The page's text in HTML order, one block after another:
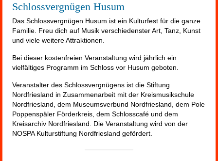
Schlossvergnügen Husum
Das Schlossvergnügen Husum ist ein Kulturfest für die ganze
Familie. Freu dich auf Musik verschiedenster Art, Tanz, Kunst
und viele weitere Attraktionen.
Bei dieser kostenfreien Veranstaltung wird jährlich ein
vielfältiges Programm im Schloss vor Husum geboten.
Veranstalter des Schlossvergnügens ist die Stiftung
Nordfriesland in Zusammenarbeit mit der Kreismusikschule
Nordfriesland, dem Museumsverbund Nordfriesland, dem Pole
Poppenspäler Förderkreis, dem Schlosscafé und dem
Kreisarchiv Nordfriesland. Die Veranstaltung wird von der
NOSPA Kulturstiftung Nordfriesland gefördert.